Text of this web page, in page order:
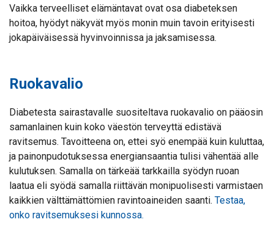
Vaikka terveelliset elämäntavat ovat osa diabeteksen
hoitoa, hyödyt näkyvät myös monin muin tavoin erityisesti
jokapäiväisessä hyvinvoinnissa ja jaksamisessa.
Ruokavalio
Diabetesta sairastavalle suositeltava ruokavalio on pääosin
samanlainen kuin koko väestön terveyttä edistävä
ravitsemus. Tavoitteena on, ettei syö enempää kuin kuluttaa,
ja painonpudotuksessa energiansaantia tulisi vähentää alle
kulutuksen. Samalla on tärkeää tarkkailla syödyn ruoan
laatua eli syödä samalla riittävän monipuolisesti varmistaen
kaikkien välttämättömien ravintoaineiden saanti. Testaa,
onko ravitsemuksesi kunnossa.